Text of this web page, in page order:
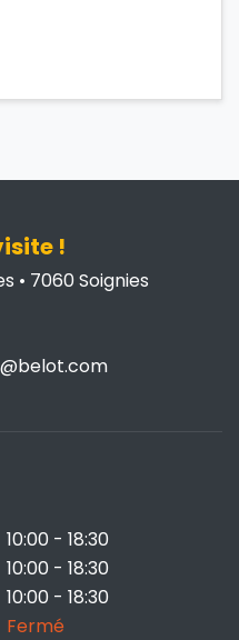
!
• 7060 Soignies
10:00 - 18:30
10:00 - 18:30
10:00 - 18:30
Fermé